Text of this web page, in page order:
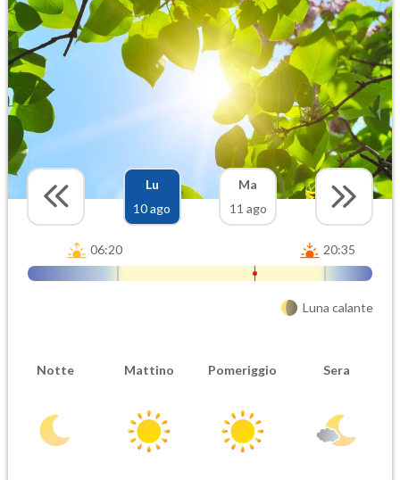
Lu
10 ago
Ma
11 ago
06:20 20:35
Luna calante
Notte Mattino Pomeriggio Sera